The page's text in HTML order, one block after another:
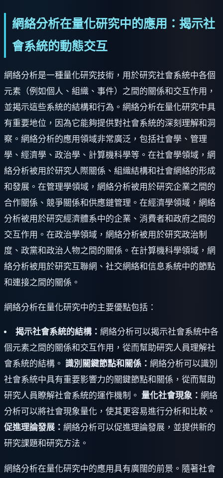
網絡分析在量化研究中的應用：揭示社
會系統的動態交互
網絡分析是一種量化研究技術，用於研究社會系統中各個
元素（例如個人、組織、事件）之間的關係和交互作用，
並揭示這些系統的結構和行為。網絡分析在量化研究中具
有重要地位，因為它能夠提供對社會系統的深刻理解和洞
察。網絡分析的應用領域非常廣泛，包括社會學、管理
學、經濟學、政治學、計算機科學等。在社會學領域，網
絡分析被用於研究人際關係、組織結構和社會網絡的形成
和發展。在管理學領域，網絡分析被用於研究企業之間的
合作關係、競爭關係和供應鏈管理。在經濟學領域，網絡
分析被用於研究經濟體系中的企業、消費者和政府之間的
交互作用。在政治學領域，網絡分析被用於研究政治制
度、政黨和政治人物之間的關係。在計算機科學領域，網
絡分析被用於研究互聯網、社交網絡和信息系統中的節點
和連接之間的關係。
網絡分析在量化研究中的主要優點包括：
揭示社會系統的結構： 網絡分析可以揭示社會系統中各
個元素之間的關係和交互作用，從而幫助研究人員理解社
會系統的結構。 識別關鍵節點和關係： 網絡分析可以識別
社會系統中具有重要影響力的關鍵節點和關係，從而幫助
研究人員瞭解社會系統的運作機制。 量化社會現象： 網絡
分析可以將社會現象量化，使其更容易進行分析和比較。
促進理論發展： 網絡分析可以促進理論發展，並提供新的
研究課題和研究方法。
網絡分析在量化研究中的應用具有廣闊的前景。隨著社會